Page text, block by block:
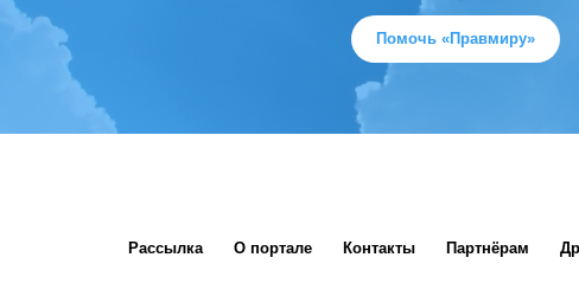
Помочь «Правмиру»
Рассылка О портале Контакты Партнёрам